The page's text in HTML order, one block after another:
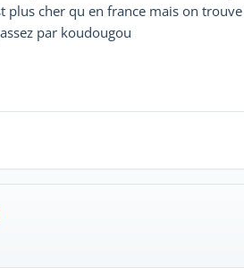
plus cher qu en france mais on
par koudougou